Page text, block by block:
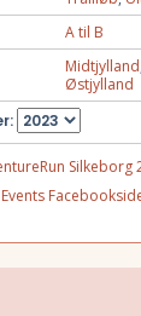
A til B
Midtjylland
Østjylland
Silkeborg